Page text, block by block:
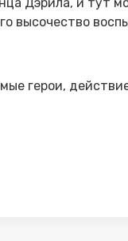
высочество
герои,